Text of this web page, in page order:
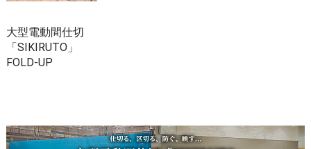
大型電動間仕切
「SIKIRUTO」
FOLD-UP